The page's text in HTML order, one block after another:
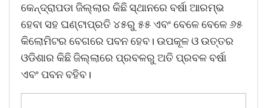
କେନ୍ଦ୍ରାପଡା ଜିଲ୍ଲାର କିଛି ସ୍ଥାନରେ ବର୍ଷା ଆରମ୍ଭ
ହେବା ସହ ଘଣ୍ଟାପ୍ରତି ୪୫ରୁ ୫୫ ଏବଂ ବେଳେ ବେଳେ ୬୫
କିଲୋମିଟର ବେଗରେ ପବନ ହେବ। ଉପକୂଳ ଓ ଉତ୍ତର
ଓଡିଶାର କିଛି ଜିଲ୍ଲାରେ ପ୍ରବଳରୁ ଅତି ପ୍ରବଳ ବର୍ଷା
ଏବଂ ପବନ ବହିବ।